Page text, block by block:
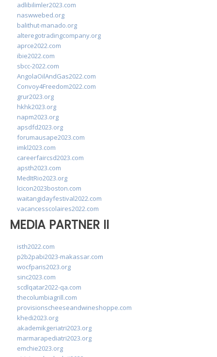
adlibilimler2023.com
naswwebed.org
balithut-manado.org
alteregotradingcompany.org
aprce2022.com
ibie2022.com
sbcc-2022.com
AngolaOilAndGas2022.com
Convoy4Freedom2022.com
grur2023.org
hkhk2023.org
napm2023.org
apsdfd2023.org
forumausape2023.com
imkl2023.com
careerfaircsd2023.com
apsth2023.com
MedItRio2023.org
lcicon2023boston.com
waitangidayfestival2022.com
vacancesscolaires2022.com
MEDIA PARTNER II
isth2022.com
p2b2pabi2023-makassar.com
wocfparis2023.org
sinc2023.com
scdlqatar2022-qa.com
thecolumbiagrill.com
provisionscheeseandwineshoppe.com
khedi2023.org
akademikgeriatri2023.org
marmarapediatri2023.org
emchie2023.org